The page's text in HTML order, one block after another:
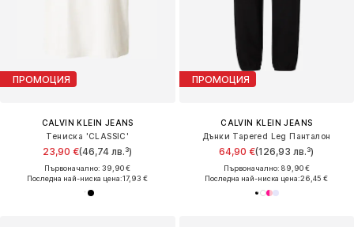
ПРОМОЦИЯ
CALVIN KLEIN JEANS
Тениска 'CLASSIC'
23,90 €(46,74 лв.³)
Първоначално: 39,90 €
Последна най-ниска цена:17,93 €
ПРОМОЦИЯ
CALVIN KLEIN JEANS
Дънки Tapered Leg Панталон
64,90 €(126,93 лв.³)
Първоначално: 89,90 €
Последна най-ниска цена:26,45 €